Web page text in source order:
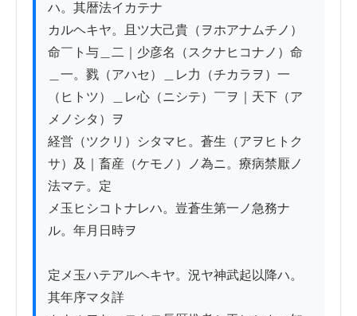
ハ。其暦法イカテナ
カルヘキヤ。且ツ大己貴（ヲホアナムチノ）
命￣ト与＿二｜少彦名（スクナヒコナノ）命
＿一。戮（アハセ）＿レ力（チカラヲ）一
（ヒトツ）＿レ心（ニシテ）￣ヲ｜天下（ア
メノシタ）ヲ
経営（ツクリ）シタマヒ。蒼生（アヲヒトク
サ）及｜畜産（ケモノ）ノ為ニ。療病禁厭ノ
法マテ。定
メ玉ヒシコトナレハ。豈蒼生第一ノ急務ナ
ル。年月日時ヲ
定メ玉ハテアルヘキヤ。況ヤ神武起以降ハ。
其年序マタ詳